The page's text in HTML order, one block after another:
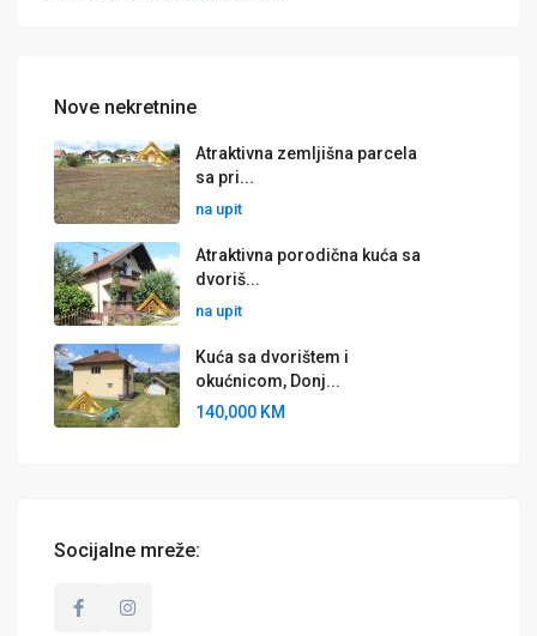
Nove nekretnine
Atraktivna zemljišna parcela
sa pri...
na upit
Atraktivna porodična kuća sa
dvoriš...
na upit
Kuća sa dvorištem i
okućnicom, Donj...
140,000 KM
Socijalne mreže: